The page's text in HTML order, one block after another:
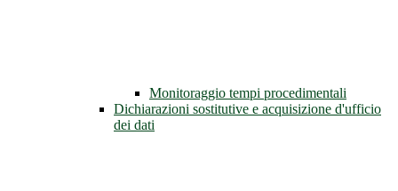
Monitoraggio tempi procedimentali
Dichiarazioni sostitutive e acquisizione d'ufficio
dei dati